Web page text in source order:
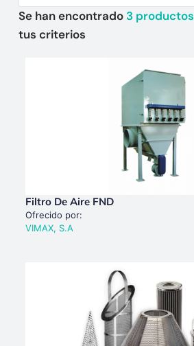
Se han encontrado 3productos
tus criterios
Filtro De Aire FND
Ofrecido por:
VIMAX, S.A